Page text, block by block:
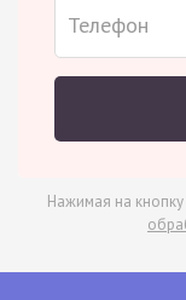
Нажимая на кнопку